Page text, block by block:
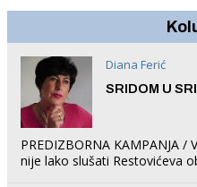
Diana Ferić
SRIDOM U
PREDIZBORNA KAMPANJA
nije lako slušati Restovićeva